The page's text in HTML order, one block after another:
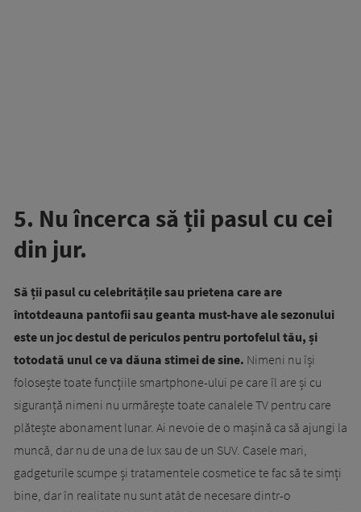
5. Nu încerca să ții pasul cu cei
din jur.
Să ții pasul cu celebritățile sau prietena care are
întotdeauna pantofii sau geanta must-have ale sezonului
este un joc destul de periculos pentru portofelul tău, și
totodată unul ce va dăuna stimei de sine. Nimeni nu își
folosește toate funcțiile smartphone-ului pe care îl are și cu
siguranță nimeni nu urmărește toate canalele TV pentru care
plătește abonament lunar. Ai nevoie de o mașină ca să ajungi la
muncă, dar nu de una de lux sau de un SUV. Casele mari,
gadgeturile scumpe și tratamentele cosmetice te fac să te simți
bine, dar în realitate nu sunt atât de necesare dintr-o